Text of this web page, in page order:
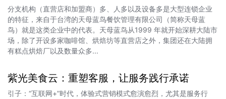
分支机构（直营店和加盟商）多、人多以及设备多是大型连锁企业
的特征，来自于台湾的天母蓝鸟餐饮管理有限公司（简称天母蓝
鸟）就是这类企业中的代表。天母蓝鸟从1999 年就开始深耕大陆市
场，除了开设多家咖啡馆、烘焙坊等直营店之外，集团还在大陆拥
有糕点烘焙厂以及数量众多...
紫光美食云：重塑客服，让服务践行承诺
引子：“互联网+”时代，体验式营销模式愈演愈烈，尤其是服务行